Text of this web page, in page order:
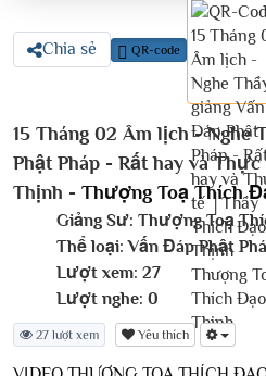
Chia sẻ QR-code
15 Tháng 02 Âm lịch - Nghe
Phật Pháp - Rất hay và
Thịnh - Thượng Toạ Thích
Giảng Sư: Thượng Toạ
Thể loại: Vấn Đáp Phật
Lượt xem: 27
Lượt nghe: 0
27 lượt xem Yêu thích